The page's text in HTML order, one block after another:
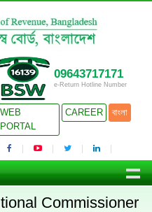
09643717171
e-Return Hotline Number
WEB
PORTAL
CAREER বাংলা
Commissioner